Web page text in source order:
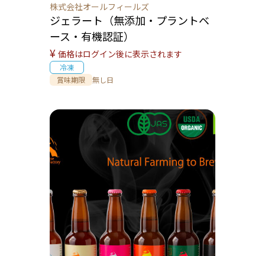
株式会社オールフィールズ
ジェラート（無添加・プラントベ
ース・有機認証）
¥ 価格はログイン後に表示されます
冷凍
賞味期限
無し日